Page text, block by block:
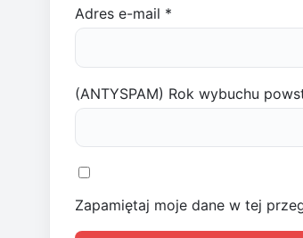
Adres e-mail *
(ANTYSPAM) Rok wybuchu
Zapamiętaj moje dane w tej